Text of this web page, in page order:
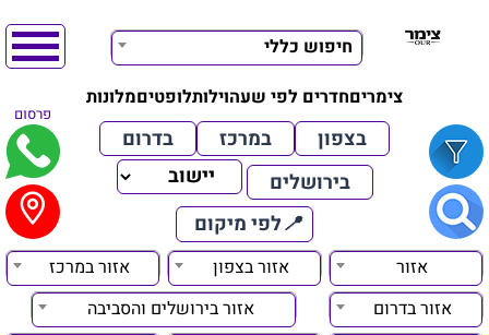
חיפוש כללי
צימריםחדרים לפי שעהוילותלופטיםמלונות
פרסום
בצפון במרכז
בדרום
בירושלים
📍לפי מיקום
אזור אזור בצפון
אזור במרכז
אזור בדרום
אזור בירושלים והסביבה